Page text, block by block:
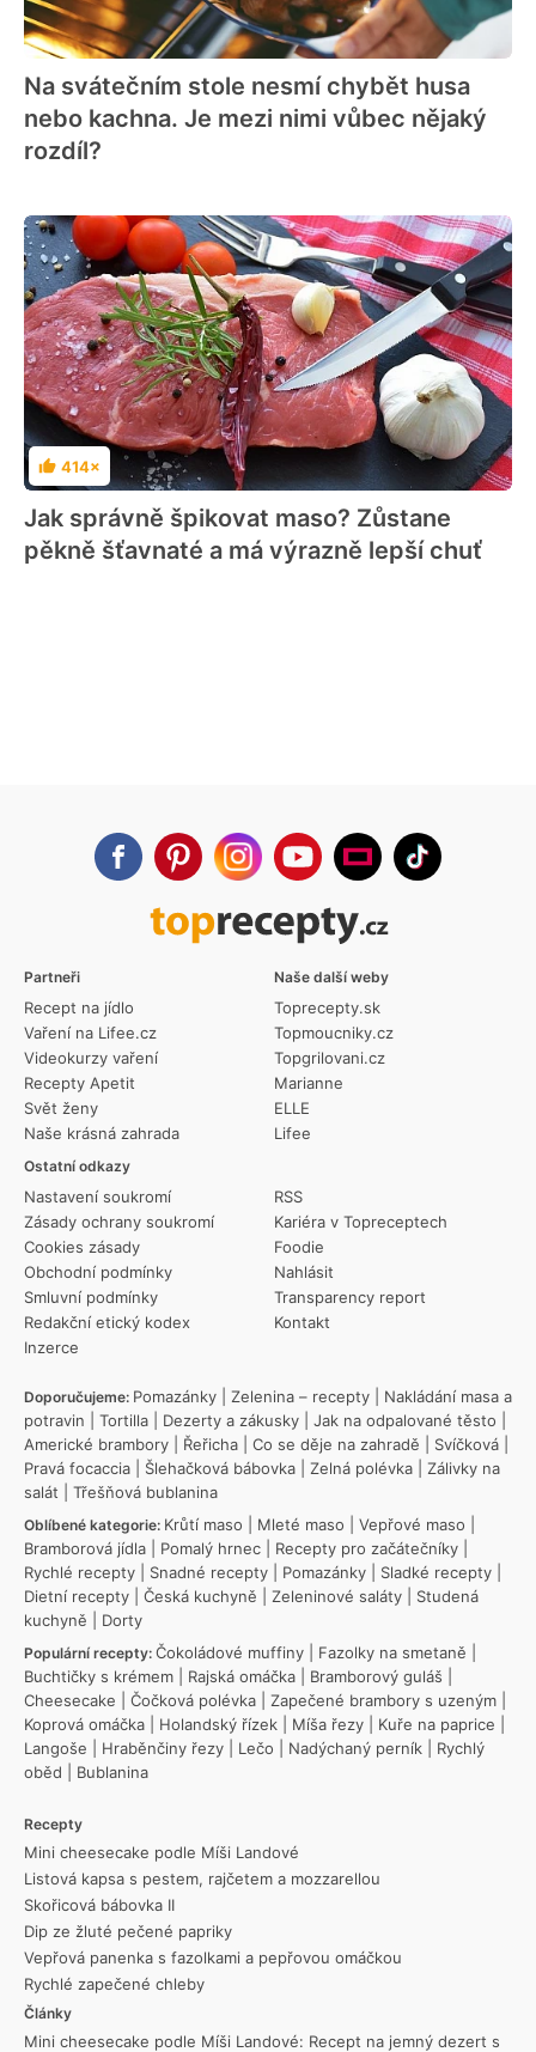
Na svátečním stole nesmí chybět husa
nebo kachna. Je mezi nimi vůbec nějaký
rozdíl?
Hodnocení
414×
Jak správně špikovat maso? Zůstane
pěkně šťavnaté a má výrazně lepší chuť
Partneři
Recept na jídlo
Vaření na Lifee.cz
Videokurzy vaření
Recepty Apetit
Svět ženy
Naše krásná zahrada
Ostatní odkazy
Nastavení soukromí
Zásady ochrany soukromí
Cookies zásady
Obchodní podmínky
Smluvní podmínky
Redakční etický kodex
Inzerce
RSS
Kariéra v Topreceptech
Foodie
Nahlásit
Transparency report
Kontakt
Naše další weby
Toprecepty.sk
Topmoucniky.cz
Topgrilovani.cz
Marianne
ELLE
Lifee
Doporučujeme: Pomazánky Zelenina – recepty
Nakládání masa a
potravin
Tortilla Dezerty a zákusky Jak na odpalované těsto
Americké brambory
Řeřicha Co se děje na zahradě Svíčková
Pravá focaccia
Šlehačková bábovka Zelná polévka
Zálivky na
salát
Třešňová bublanina
Oblíbené kategorie: Krůtí maso Mleté maso Vepřové maso
Bramborová jídla
Pomalý hrnec Recepty pro začátečníky
Rychlé recepty
Snadné recepty Pomazánky Sladké recepty
Dietní recepty
Česká kuchyně Zeleninové saláty
Studená
kuchyně
Dorty
Populární recepty: Čokoládové muffiny Fazolky na smetaně
Buchtičky s krémem
Rajská omáčka Bramborový guláš
Cheesecake
Čočková polévka Zapečené brambory s uzeným
Koprová omáčka
Holandský řízek Míša řezy Kuře na paprice
Langoše
Hraběnčiny řezy Lečo Nadýchaný perník
Rychlý
oběd
Bublanina
Recepty
Mini cheesecake podle Míši Landové
Listová kapsa s pestem, rajčetem a mozzarellou
Skořicová bábovka II
Dip ze žluté pečené papriky
Vepřová panenka s fazolkami a pepřovou omáčkou
Rychlé zapečené chleby
Články
Mini cheesecake podle Míši Landové: Recept na jemný dezert s